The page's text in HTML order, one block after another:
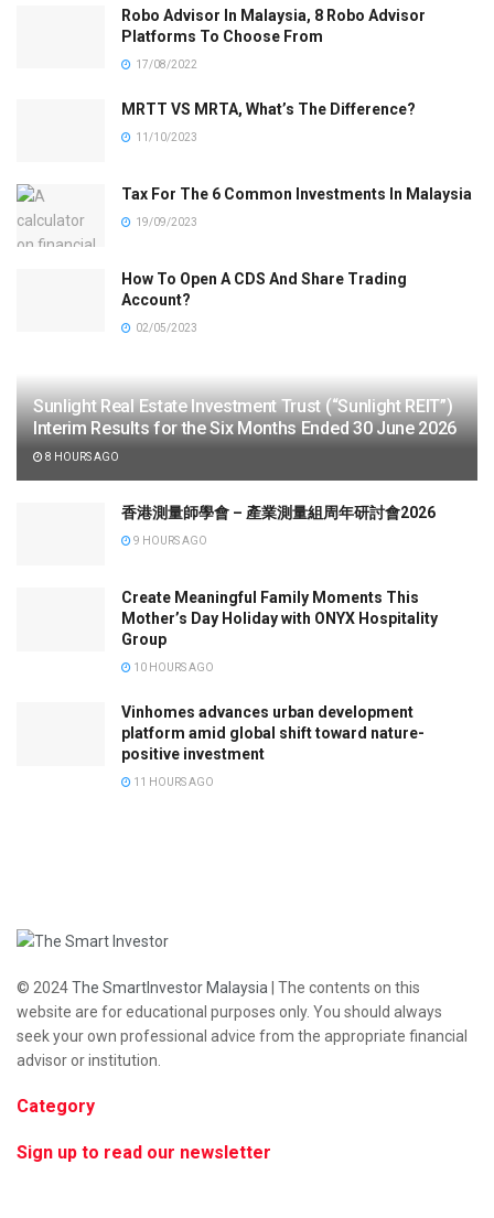
Robo Advisor In Malaysia, 8 Robo Advisor
Platforms To Choose From
17/08/2022
MRTT VS MRTA, What’s The Difference?
11/10/2023
Tax For The 6 Common Investments In Malaysia
19/09/2023
How To Open A CDS And Share Trading
Account?
02/05/2023
Sunlight Real Estate Investment Trust (“Sunlight REIT”)
Interim Results for the Six Months Ended 30 June 2026
8 HOURS AGO
香港測量師學會 – 產業測量組周年研討會2026
9 HOURS AGO
Create Meaningful Family Moments This
Mother’s Day Holiday with ONYX Hospitality
Group
10 HOURS AGO
Vinhomes advances urban development
platform amid global shift toward nature-
positive investment
11 HOURS AGO
© 2024The SmartInvestor Malaysia | The contents on this
website are for educational purposes only. You should always
seek your own professional advice from the appropriate financial
advisor or institution.
Category
Sign up to read our newsletter